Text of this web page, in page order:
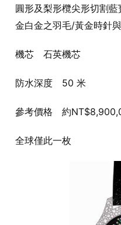
圓形及梨形欖尖形切割
金白金之羽毛/黃金時針
機芯 石英機芯
防水深度 50 米
參考價格 約
全球僅此一枚